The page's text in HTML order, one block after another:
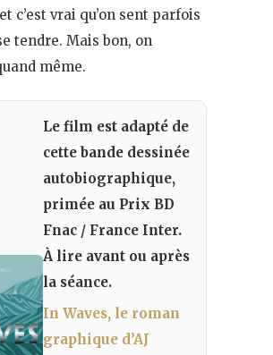
c’est vrai qu’on sent parfois
tendre. Mais bon, on
même.
Le film est adapté de
cette bande dessinée
autobiographique,
primée au Prix BD
Fnac / France Inter.
À lire avant ou après
la séance.
In Waves, le roman
graphique d’AJ